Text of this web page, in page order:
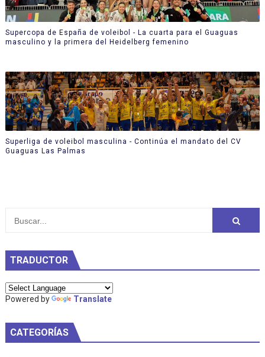
Supercopa de España de voleibol - La cuarta para el Guaguas
masculino y la primera del Heidelberg femenino
Superliga de voleibol masculina - Continúa el mandato del CV
Guaguas Las Palmas
TRADUCTOR
Powered by Translate
CATEGORÍAS